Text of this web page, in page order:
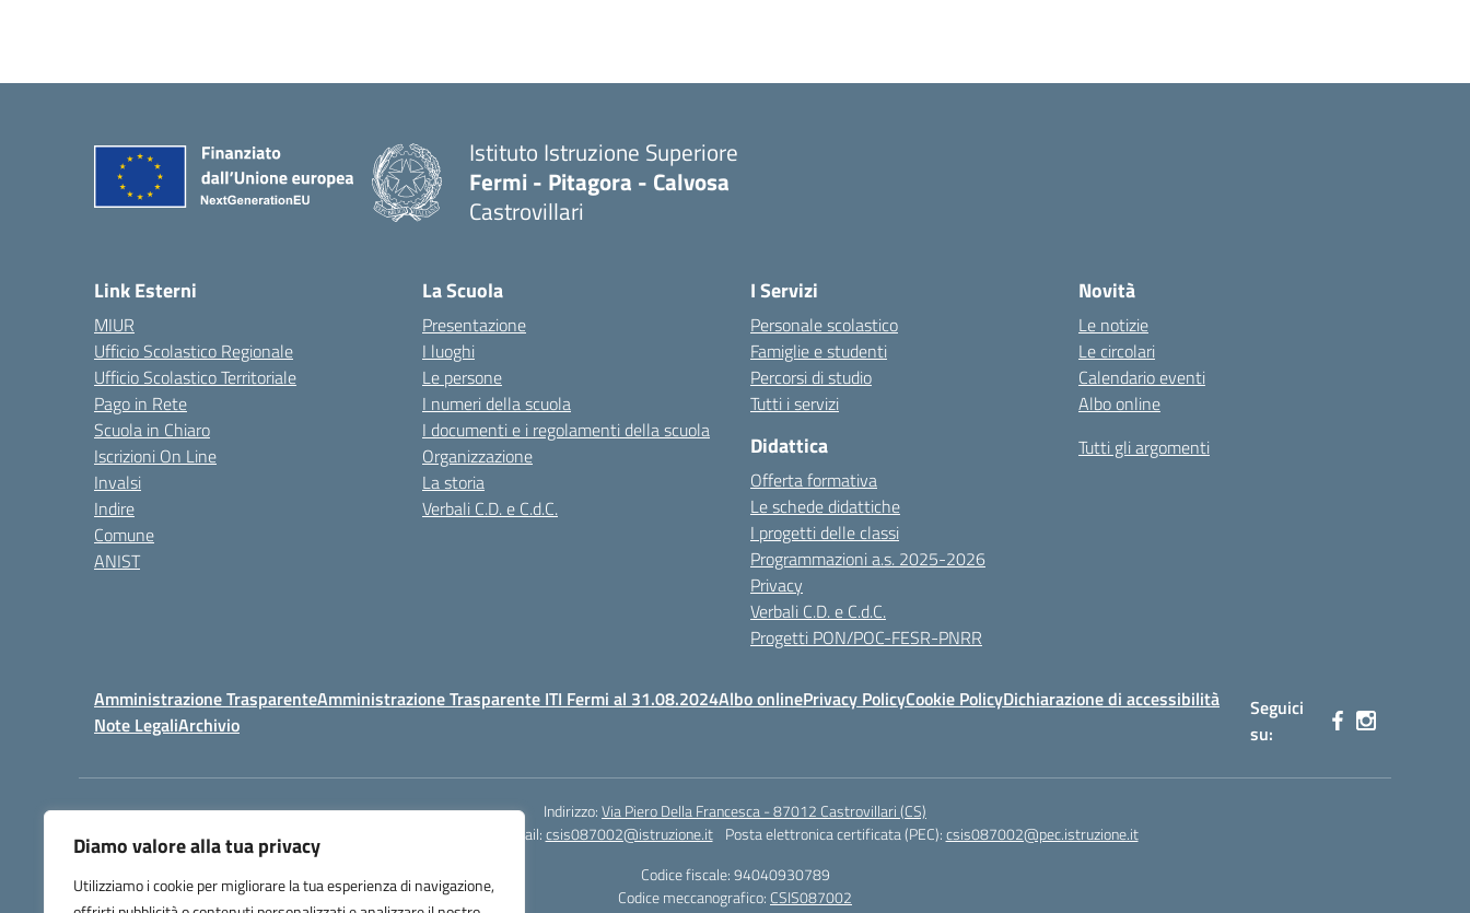
Diamo valore alla tua privacy
Utilizziamo i cookie per migliorare la tua esperienza di navigazione,
Istituto Istruzione Superiore
Fermi - Pitagora - Calvosa
Castrovillari
Link Esterni
MIUR
Ufficio Scolastico Regionale
Ufficio Scolastico Territoriale
Pago in Rete
Scuola in Chiaro
Iscrizioni On Line
Invalsi
Indire
Comune
ANIST
La Scuola
Presentazione
I luoghi
Le persone
I numeri della scuola
I documenti e i regolamenti della scuola
Organizzazione
La storia
Verbali C.D. e C.d.C.
I Servizi
Personale scolastico
Famiglie e studenti
Percorsi di studio
Tutti i servizi
Didattica
Offerta formativa
Le schede didattiche
I progetti delle classi
Programmazioni a.s. 2025-2026
Privacy
Verbali C.D. e C.d.C.
Progetti PON/POC-FESR-PNRR
Novità
Le notizie
Le circolari
Calendario eventi
Albo online
Tutti gli argomenti
Amministrazione TrasparenteAmministrazione Trasparente ITI Fermi al 31.08.2024Albo onlinePrivacy PolicyCookie PolicyDichiarazione di accessibilità
Note LegaliArchivio
Seguici
su:
Indirizzo:Via Piero Della Francesca - 87012 Castrovillari (CS)
Email:csis087002@istruzione.it Posta elettronica certificata (PEC):csis087002@pec.istruzione.it
Codice fiscale: 94040930789
Codice meccanografico: CSIS087002